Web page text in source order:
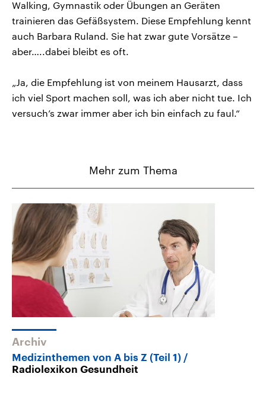
Walking, Gymnastik oder Übungen an Geräten
trainieren das Gefäßsystem. Diese Empfehlung kennt
auch Barbara Ruland. Sie hat zwar gute Vorsätze –
aber…..dabei bleibt es oft.
„Ja, die Empfehlung ist von meinem Hausarzt, dass
ich viel Sport machen soll, was ich aber nicht tue. Ich
versuch’s zwar immer aber ich bin einfach zu faul.“
Mehr zum Thema
Archiv
Medizinthemen von A bis Z (Teil 1)
Radiolexikon Gesundheit